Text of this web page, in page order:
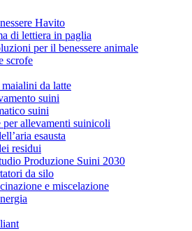
Havito
di lettiera in paglia
per il benessere animale
scrofe
maialini da latte
suini
suini
allevamenti suinicoli
esausta
residui
Produzione Suini 2030
da silo
e miscelazione